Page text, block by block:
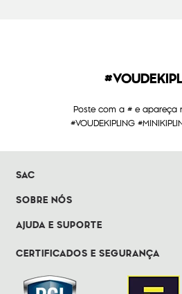
Poste com a # e apareça
#VOUDEKIPLING
SAC
SOBRE NÓS
AJUDA E SUPORTE
CERTIFICADOS E SEGURANÇA